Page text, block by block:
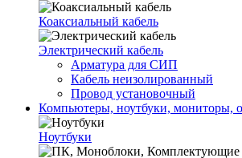
Коаксиальный кабель
Электрический кабель
Арматура для СИП
Кабель неизолированный
Провод установочный
Компьютеры, ноутбуки, мониторы,
Ноутбуки